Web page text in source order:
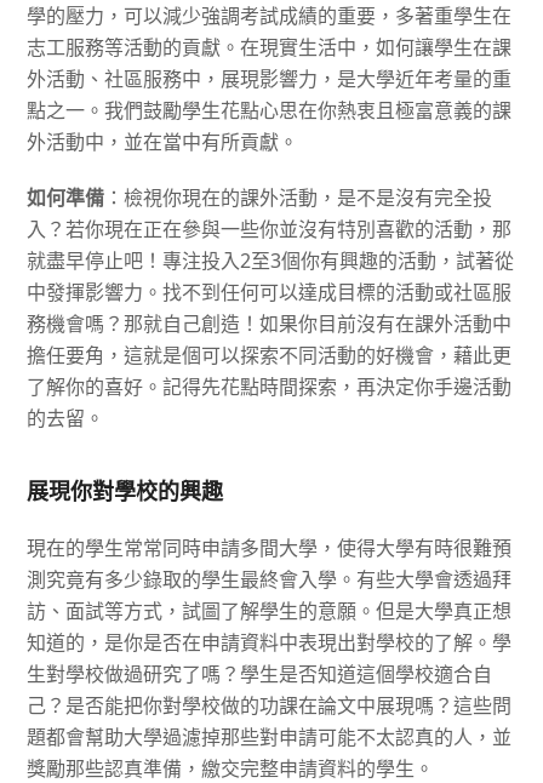
學的壓力，可以減少強調考試成績的重要，多著重學生在
志工服務等活動的貢獻。在現實生活中，如何讓學生在課
外活動、社區服務中，展現影響力，是大學近年考量的重
點之一。我們鼓勵學生花點心思在你熱衷且極富意義的課
外活動中，並在當中有所貢獻。
如何準備 ：檢視你現在的課外活動，是不是沒有完全投
入？若你現在正在參與一些你並沒有特別喜歡的活動，那
就盡早停止吧！專注投入2至3個你有興趣的活動，試著從
中發揮影響力。找不到任何可以達成目標的活動或社區服
務機會嗎？那就自己創造！如果你目前沒有在課外活動中
擔任要角，這就是個可以探索不同活動的好機會，藉此更
了解你的喜好。記得先花點時間探索，再決定你手邊活動
的去留。
展現你對學校的興趣
現在的學生常常同時申請多間大學，使得大學有時很難預
測究竟有多少錄取的學生最終會入學。有些大學會透過拜
訪、面試等方式，試圖了解學生的意願。但是大學真正想
知道的，是你是否在申請資料中表現出對學校的了解。學
生對學校做過研究了嗎？學生是否知道這個學校適合自
己？是否能把你對學校做的功課在論文中展現嗎？這些問
題都會幫助大學過濾掉那些對申請可能不太認真的人，並
獎勵那些認真準備，繳交完整申請資料的學生。